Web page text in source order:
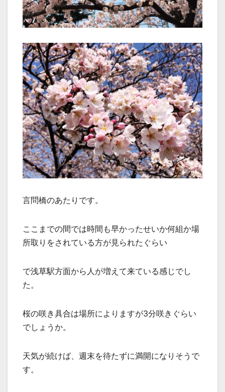
言問橋のあたりです。
ここまでの間では時間も早かったせいか何組か場
所取りをされている方が見られたぐらい
で浅草駅方面から人が増えて来ている感じでし
た。
桜の咲き具合は場所によりますが3分咲きぐらい
でしょうか。
天気が続けば、週末を待たずに満開になりそうで
す。